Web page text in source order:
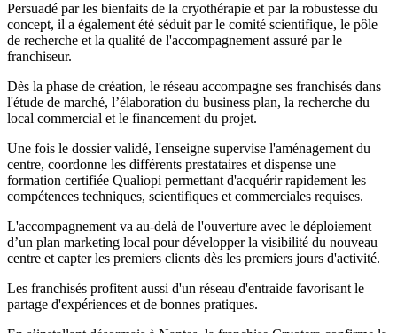
Persuadé par les bienfaits de la cryothérapie et par la robustesse du
concept, il a également été séduit par le comité scientifique, le pôle
de recherche et la qualité de l'accompagnement assuré par le
franchiseur.
Dès la phase de création, le réseau accompagne ses franchisés dans
l'étude de marché, l’élaboration du business plan, la recherche du
local commercial et le financement du projet.
Une fois le dossier validé, l'enseigne supervise l'aménagement du
centre, coordonne les différents prestataires et dispense une
formation certifiée Qualiopi permettant d'acquérir rapidement les
compétences techniques, scientifiques et commerciales requises.
L'accompagnement va au-delà de l'ouverture avec le déploiement
d’un plan marketing local pour développer la visibilité du nouveau
centre et capter les premiers clients dès les premiers jours d'activité.
Les franchisés profitent aussi d'un réseau d'entraide favorisant le
partage d'expériences et de bonnes pratiques.